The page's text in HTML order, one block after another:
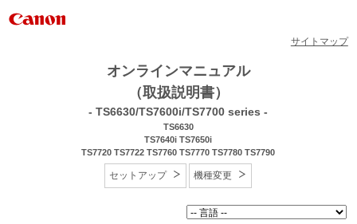
サイトマップ
オンラインマニュアル
（取扱説明書）
- TS6630/TS7600i/TS7700 series -
TS6630
TS7640i TS7650i
TS7720 TS7722 TS7760 TS7770 TS7780 TS7790
セットアップ 機種変更